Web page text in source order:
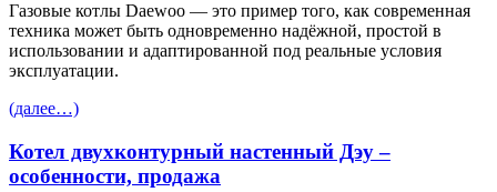
Газовые котлы Daewoo — это пример того, как современная
техника может быть одновременно надёжной, простой в
использовании и адаптированной под реальные условия
эксплуатации.
(далее…)
Котел двухконтурный настенный Дэу –
особенности, продажа